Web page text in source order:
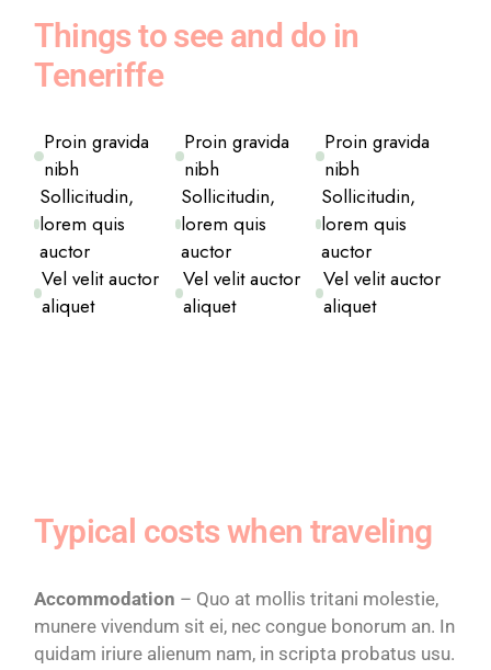
Things to see and do in
Teneriffe
Proin gravida
nibh
Sollicitudin,
lorem quis
auctor
Vel velit auctor
aliquet
Proin gravida
nibh
Sollicitudin,
lorem quis
auctor
Vel velit auctor
aliquet
Proin gravida
nibh
Sollicitudin,
lorem quis
auctor
Vel velit auctor
aliquet
Typical costs when traveling
Accommodation – Quo at mollis tritani molestie,
munere vivendum sit ei, nec congue bonorum an. In
quidam iriure alienum nam, in scripta probatus usu.